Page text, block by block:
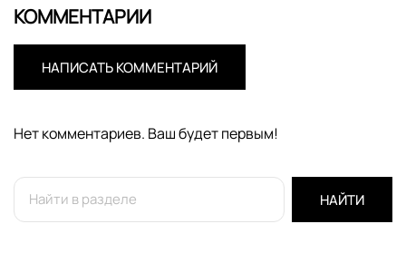
КОММЕНТАРИИ
НАПИСАТЬ КОММЕНТАРИЙ
Нет комментариев. Ваш будет первым!
НАЙТИ